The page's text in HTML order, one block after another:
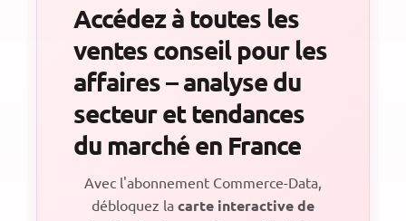
Accédez à toutes les
ventes conseil pour les
affaires – analyse du
secteur et tendances
du marché en France
Avec l'abonnement Commerce-Data,
débloquez la carte interactive de